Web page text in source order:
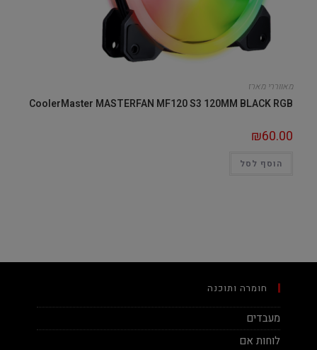
מאווררי מארז
CoolerMaster MASTERFAN MF120 S3 120MM BLACK RGB
₪60.00
הוסף לסל
חומרה ותוכנה
מעבדים
לוחות אם